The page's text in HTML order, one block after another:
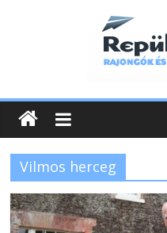
Vilmos herceg